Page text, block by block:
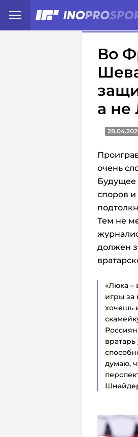
Во
а не
очень
Будущее
споров и
Тем не
должен
«Люка –
игры за
хочешь
думаю,